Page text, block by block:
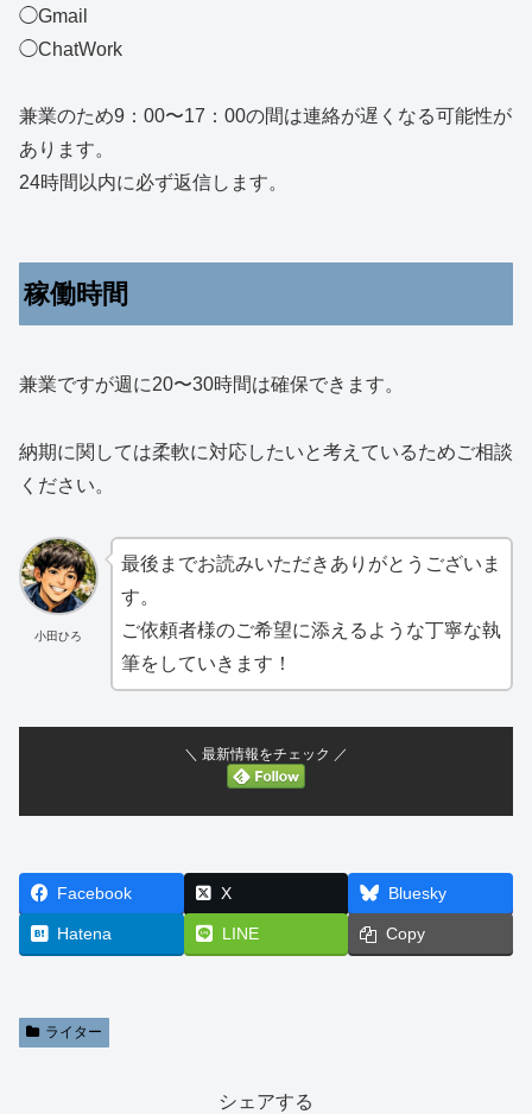
◯Gmail
◯ChatWork
兼業のため9：00〜17：00の間は連絡が遅くなる可能性が
あります。
24時間以内に必ず返信します。
稼働時間
兼業ですが週に20〜30時間は確保できます。
納期に関しては柔軟に対応したいと考えているためご相談
ください。
小田ひろ
最後までお読みいただきありがとうございま
す。
ご依頼者様のご希望に添えるような丁寧な執
筆をしていきます！
＼ 最新情報をチェック ／
Facebook X Bluesky
Hatena LINE Copy
ライター
シェアする